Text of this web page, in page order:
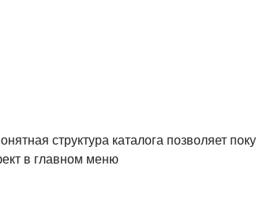
структура каталога позволяет
в главном меню